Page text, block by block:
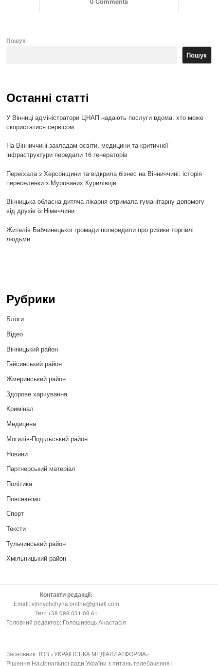
Пошук
Пошук
Останні статті
У Вінниці адміністратори ЦНАП надають послуги вдома: хто може
скористатися сервісом
На Вінниччині закладам освіти, медицини та критичної
інфраструктури передали 16 генераторів
Переїхала з Херсонщини та відкрила бізнес на Вінниччині: історія
переселенки з Мурованих Курилівців
Вінницька обласна дитяча лікарня отримала гуманітарну допомогу
від друзів із Німеччини
Жителів Бабчинецької громади попередили про ризики торгівлі
людьми
Рубрики
Блоги
Відео
Вінницький район
Гайсинський район
Жмеринський район
Здорове харчування
Кримінал
Медицина
Могилів-Подільський район
Новини
Партнерський матеріал
Політика
Пояснюємо
Спорт
Тексти
Тульчинський район
Хмільницький район
Контакти редакції:
Email: vinnychchyna.online@gmail.com
Тел: +38 098 031 08 61
Головний редактор: Голошивець Анастасія
Засновник: ТОВ «УКРАЇНСЬКА МЕДІАПЛАТФОРМА»
Рішення Національної ради України з питань телебачення і